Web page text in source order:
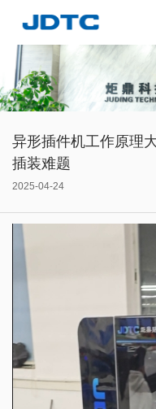
异形插件机工作原理
插装难题
2025-04-24